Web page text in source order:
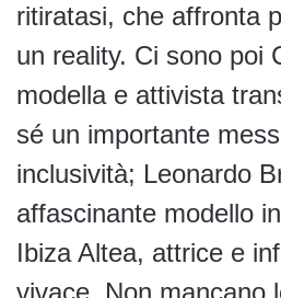
ritiratasi, che affronta
un reality. Ci sono poi
modella e attivista
sé un importante
inclusività; Leonardo
affascinante modello
Ibiza Altea, attrice e